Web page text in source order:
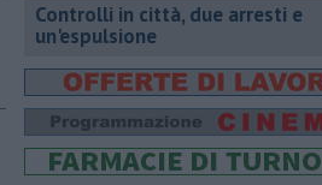
Controlli in città, due arresti e
un'espulsione